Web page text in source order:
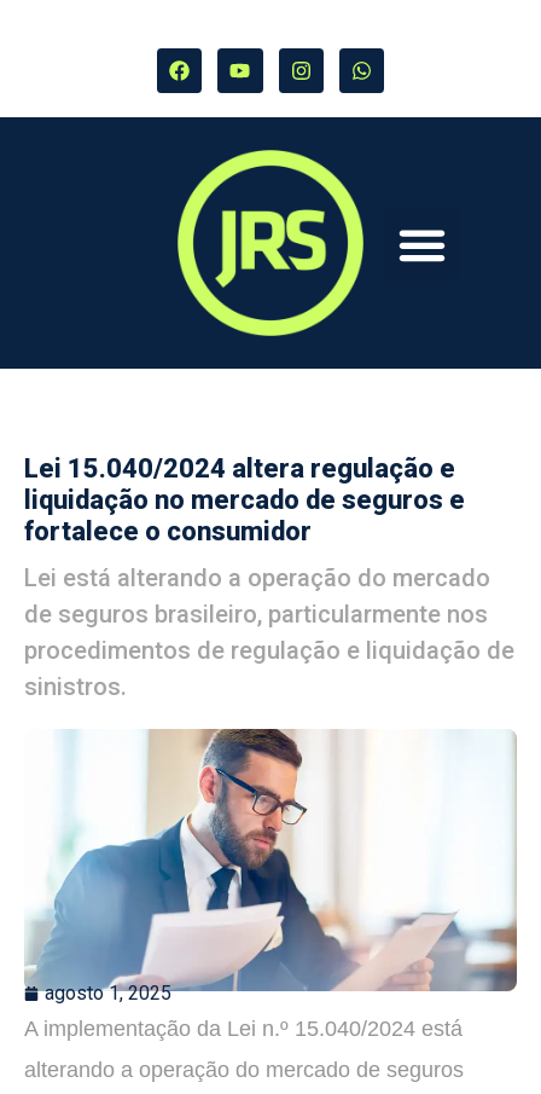
Lei 15.040/2024 altera regulação e
liquidação no mercado de seguros e
fortalece o consumidor
Lei está alterando a operação do mercado
de seguros brasileiro, particularmente nos
procedimentos de regulação e liquidação de
sinistros.
agosto 1, 2025
A implementação da Lei n.º 15.040/2024 está
alterando a operação do mercado de seguros